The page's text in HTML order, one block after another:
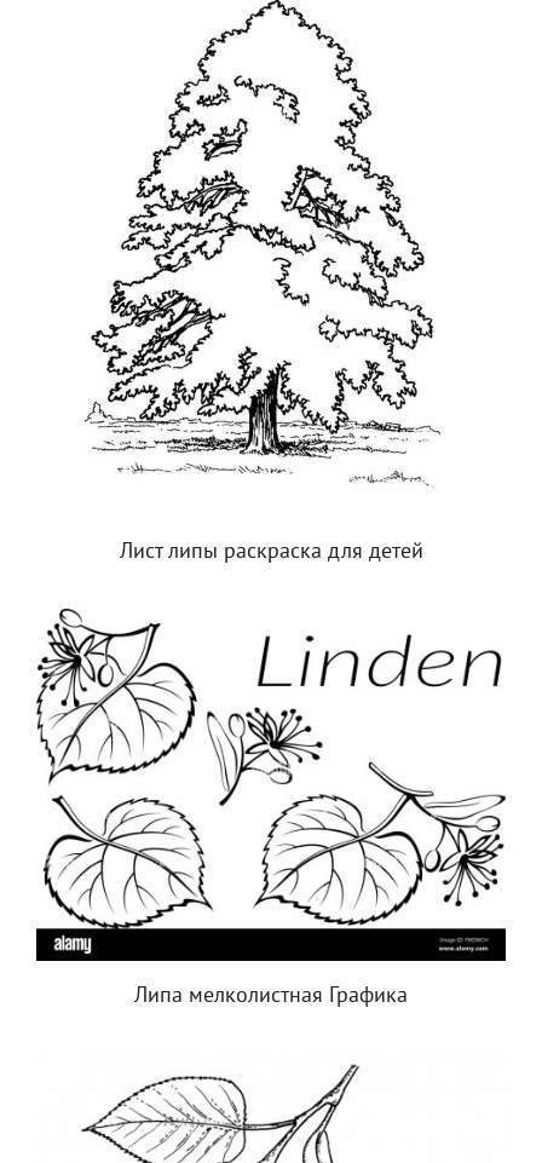
Лист липы раскраска для детей
Липа мелколистная Графика